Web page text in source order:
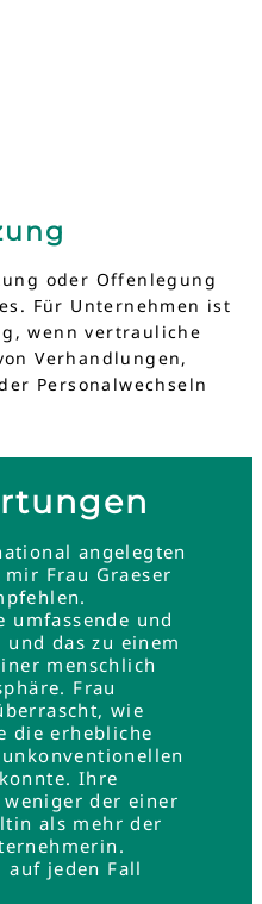
oder Offenlegung
Für Unternehmen ist
wenn vertrauliche
Verhandlungen,
Personalwechseln
angelegten
Frau Graeser
umfassende und
das zu einem
menschlich
Frau
wie
die erhebliche
Ihre
weniger der einer
als mehr der
auf jeden Fall